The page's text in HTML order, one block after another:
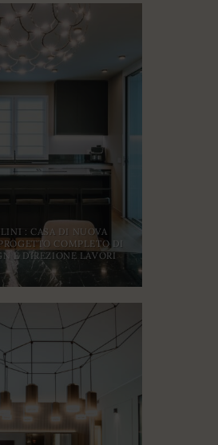
: CASA DI NUOVA
COMPLETO DI
E DIREZIONE LAVORI